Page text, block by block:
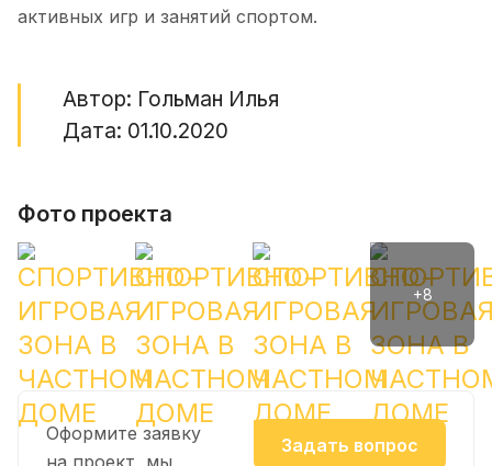
активных игр и занятий спортом.
Автор: Гольман Илья
Дата: 01.10.2020
Фото проекта
Оформите заявку
на проект, мы
Задать вопрос